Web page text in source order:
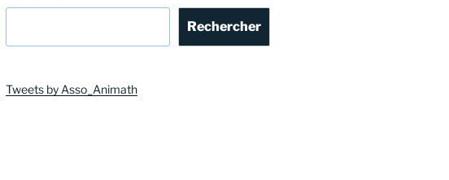
Rechercher
Tweets by Asso_Animath